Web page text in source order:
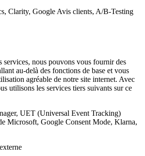
Clarity, Google Avis clients, A/B-Testing
services, nous pouvons vous fournir des
au-delà des fonctions de base et vous
agréable de notre site internet. Avec
utilisons les services tiers suivants sur ce
UET (Universal Event Tracking)
Microsoft, Google Consent Mode, Klarna,